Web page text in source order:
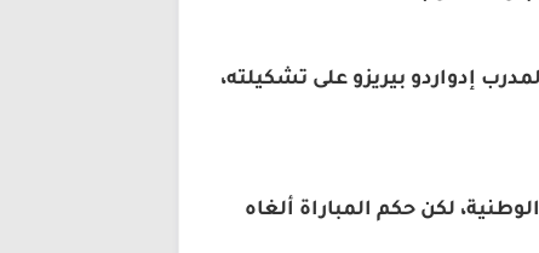
إدواردو بيريزو على تشكيلته،
الوطنية، لكن حكم المباراة ألغاه